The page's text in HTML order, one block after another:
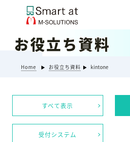
Smart at reception 店舗・施設受付
Smart at 自治体DX
お役立ち資料
Home お役立ち資料 kintone
すべて表示
受付システム